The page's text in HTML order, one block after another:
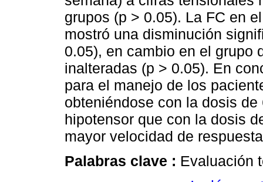
grupos (p > 0.05). La FC en
mostró una disminución
0.05), en cambio en el grupo
inalteradas (p > 0.05). En
para el manejo de los
obteniéndose con la dosis
hipotensor que con la dosis
mayor velocidad de
Palabras clave : Evaluación